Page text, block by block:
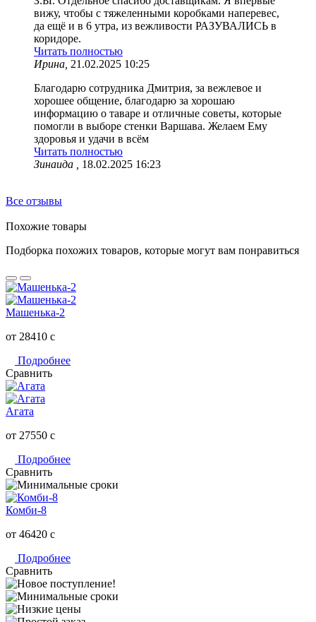
вижу, чтобы с тяжеленными коробками наперевес,
да ещё и в 6 утра, из вежливости РАЗУВАЛИСЬ в
коридоре.
Читать полностью
Ирина, 21.02.2025 10:25
Благодарю сотрудника Дмитрия, за вежлевое и
хорошее общение, благодарю за хорошаю
информацию о таваре и отличные советы, которые
помогли в выборе стенки Варшава. Желаем Ему
здоровья и удачи в всём
Читать полностью
Зинаида ,
18.02.2025 16:23
Все отзывы
Похожие товары
Подборка похожих товаров, которые могут вам понравиться
Машенька-2
от 28410 c
Подробнее
Сравнить
Агата
от 27550 c
Подробнее
Сравнить
Комби-8
от 46420 c
Подробнее
Сравнить